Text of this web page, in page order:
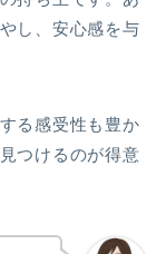
し、安心感を与
る感受性も豊か
つけるのが得意